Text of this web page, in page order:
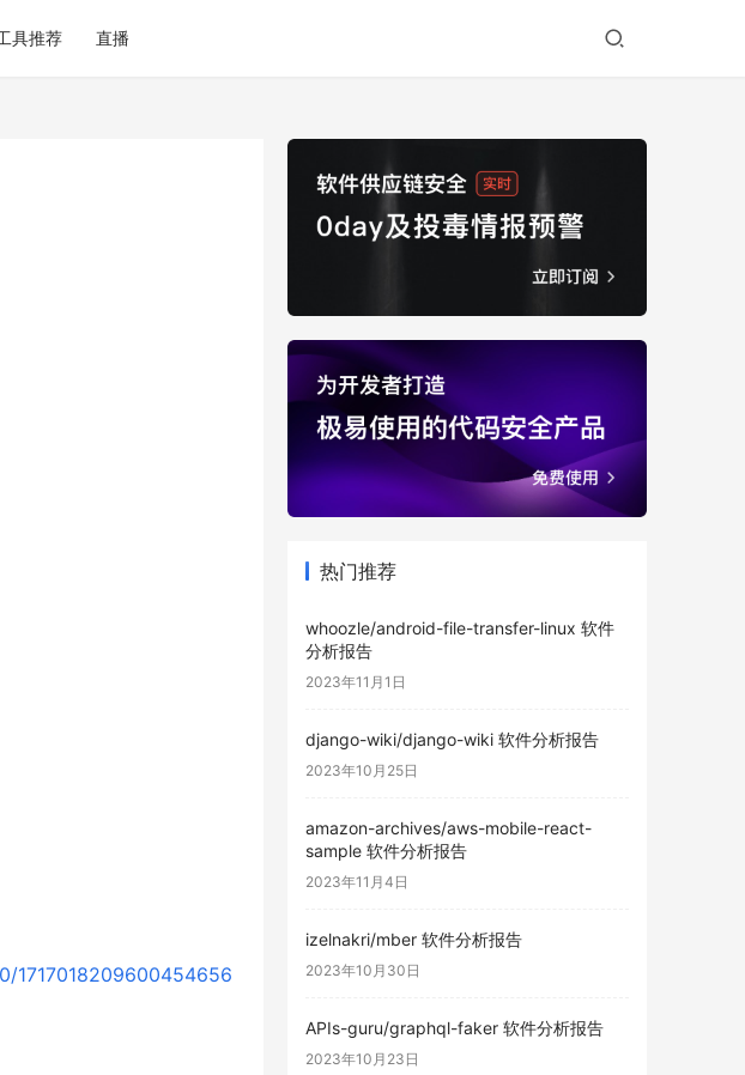
具推荐 直播
1717018209600454656
热门推荐
whoozle/android-file-transfer-linux 软件
分析报告
2023年11月1日
django-wiki/django-wiki 软件分析报告
2023年10月25日
amazon-archives/aws-mobile-react-
sample 软件分析报告
2023年11月4日
izelnakri/mber 软件分析报告
2023年10月30日
APIs-guru/graphql-faker 软件分析报告
2023年10月23日